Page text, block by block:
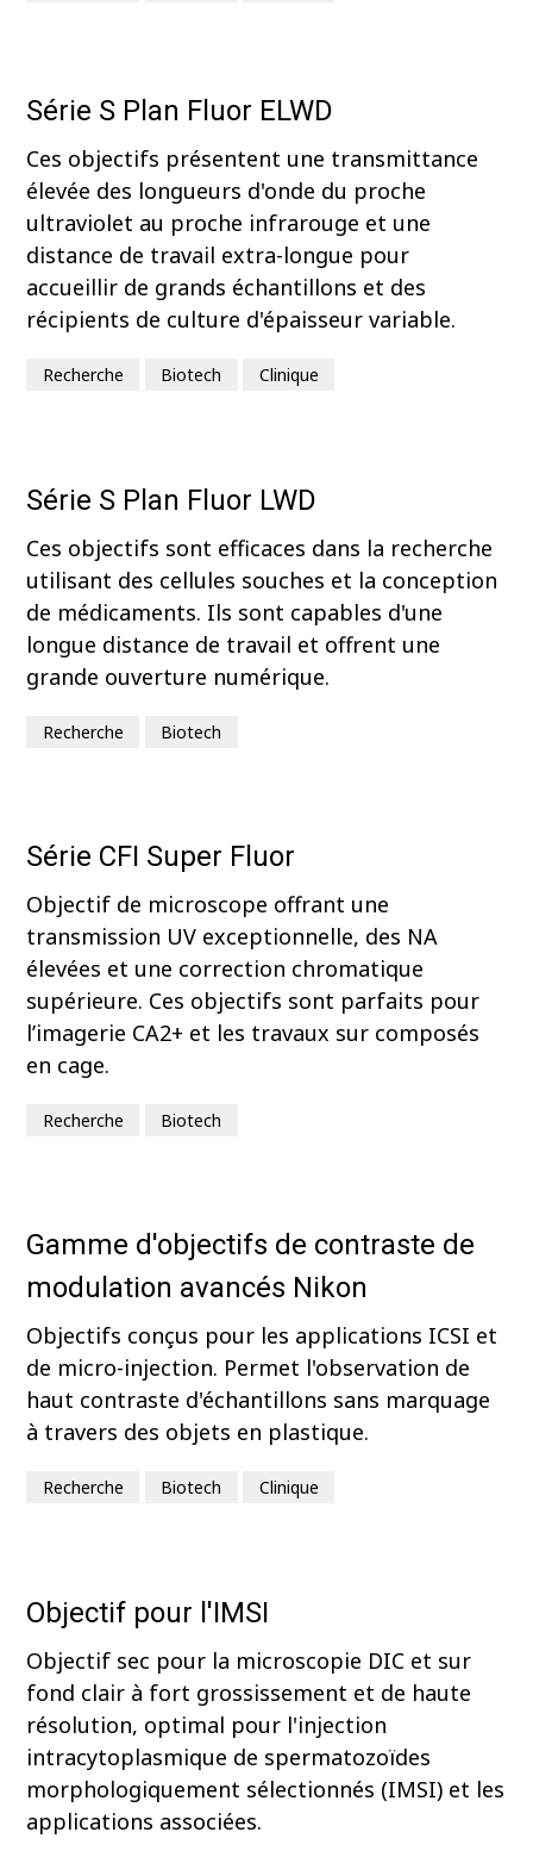
Série S Plan Fluor ELWD
Ces objectifs présentent une transmittance
élevée des longueurs d'onde du proche
ultraviolet au proche infrarouge et une
distance de travail extra-longue pour
accueillir de grands échantillons et des
récipients de culture d'épaisseur variable.
Recherche Biotech Clinique
Série S Plan Fluor LWD
Ces objectifs sont efficaces dans la recherche
utilisant des cellules souches et la conception
de médicaments. Ils sont capables d'une
longue distance de travail et offrent une
grande ouverture numérique.
Recherche Biotech
Série CFI Super Fluor
Objectif de microscope offrant une
transmission UV exceptionnelle, des NA
élevées et une correction chromatique
supérieure. Ces objectifs sont parfaits pour
l’imagerie CA2+ et les travaux sur composés
en cage.
Recherche Biotech
Gamme d'objectifs de contraste de
modulation avancés Nikon
Objectifs conçus pour les applications ICSI et
de micro-injection. Permet l'observation de
haut contraste d'échantillons sans marquage
à travers des objets en plastique.
Recherche Biotech Clinique
Objectif pour l'IMSI
Objectif sec pour la microscopie DIC et sur
fond clair à fort grossissement et de haute
résolution, optimal pour l'injection
intracytoplasmique de spermatozoïdes
morphologiquement sélectionnés (IMSI) et les
applications associées.